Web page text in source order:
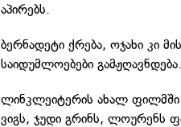
აპირებს.
ბერნადეტი ქრება, ოჯახი კი
საიდუმლოებები გამჟღავნდება.
ლინკლეიტერის ახალ
ვიგს, ჯუდი გრინს, ლოურენს